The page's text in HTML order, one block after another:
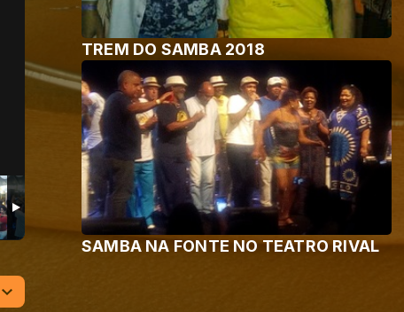
TREM DO SAMBA 2018
SAMBA NA FONTE NO TEATRO RIVAL